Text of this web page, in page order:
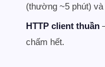
(thường ~5 phút) và
HTTP client thuần
chấm hết.